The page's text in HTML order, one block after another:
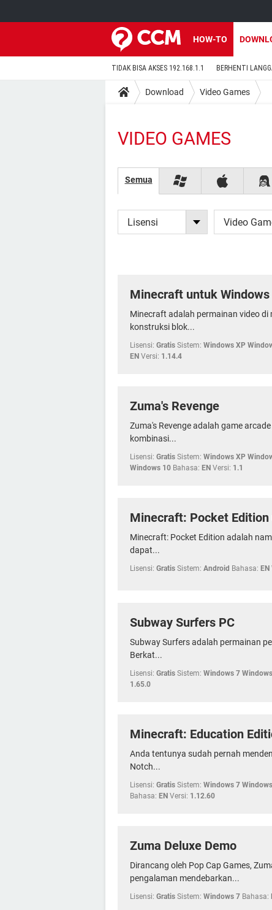
HOW-TO
TIDAK BISA AKSES 192.168.1.1 BERHENTI
Download Video Games
VIDEO GAMES
Semua
Lisensi Video
Minecraft untuk Windows
Minecraft adalah permainan video
konstruksi blok...
Lisensi: Gratis Sistem: Windows XP
EN Versi: 1.14.4
Zuma's Revenge
Zuma's Revenge adalah game
kombinasi...
Lisensi: Gratis Sistem: Windows XP
Windows 10 Bahasa: EN Versi: 1.1
Minecraft: Pocket
Minecraft: Pocket Edition adalah
dapat...
Lisensi: Gratis Sistem: Android Bahasa: EN
Subway Surfers PC
Subway Surfers adalah permainan
Berkat...
Lisensi: Gratis Sistem: Windows 7
1.65.0
Minecraft: Education
Anda tentunya sudah pernah
Notch...
Lisensi: Gratis Sistem: Windows 7
Bahasa: EN Versi: 1.12.60
Zuma Deluxe Demo
Dirancang oleh Pop Cap Games,
pengalaman mendebarkan...
Lisensi: Gratis Sistem: Windows 7 Bahasa: